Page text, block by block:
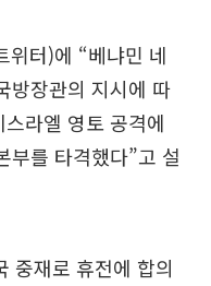
위터)에 “베냐민 네
방장관의 지시에 따
라엘 영토 공격에
부를 타격했다”고 설
중재로 휴전에 합의